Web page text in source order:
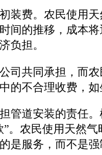
装费。农民使用
间的推移，成本
负担。
司共同承担，而
的不合理收费，
管道安装的责任
。农民使用天然
是服务，而不是强